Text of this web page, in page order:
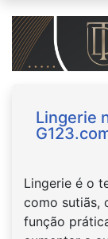
Lingerie
Lingerie é o
como sutiãs,
função